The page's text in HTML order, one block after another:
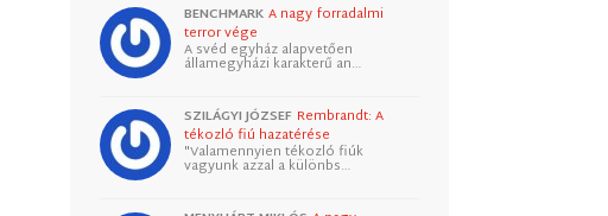
BENCHMARK A nagy forradalmi
terror vége
A svéd egyház alapvetően
államegyházi karakterű an…
SZILÁGYI JÓZSEF Rembrandt: A
tékozló fiú hazatérése
"Valamennyien tékozló fiúk
vagyunk azzal a különbs…